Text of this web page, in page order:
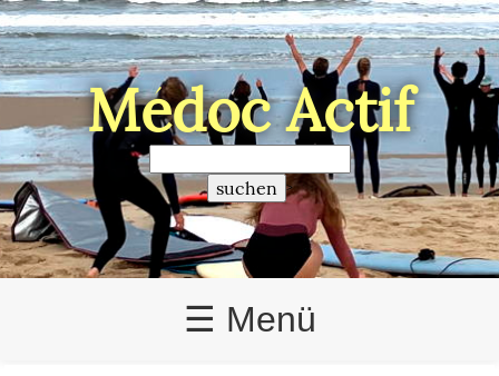
Médoc Actif
>
☰ Menü